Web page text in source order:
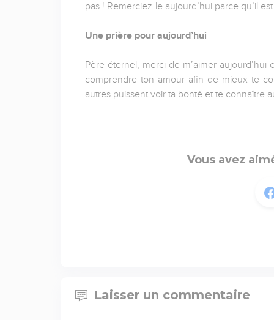
pas ! Remerciez-le aujourd’hui parce qu’il
Une prière pour aujourd’hui
Père éternel, merci de m’aimer
comprendre ton amour afin de mieux te
autres puissent voir ta bonté et te connaître
Vous avez
Laisser un commentaire